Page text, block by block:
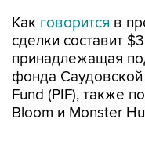
Как говорится в
сделки составит
принадлежащая
фонда
Fund (PIF), также
Bloom и Monster